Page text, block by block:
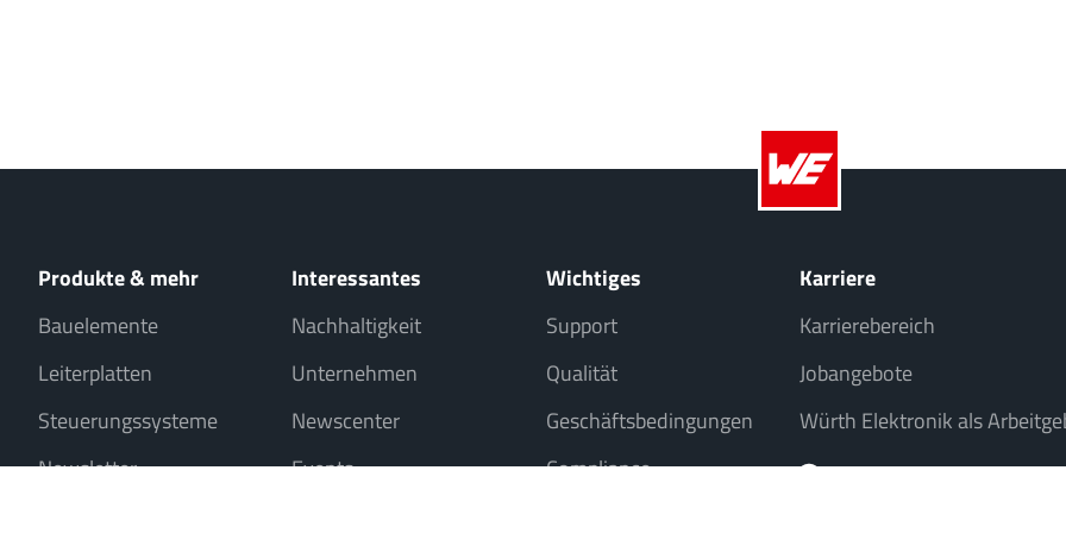
Produkte & mehr
Bauelemente
Leiterplatten
Steuerungssysteme
Newsletter
Interessantes
Nachhaltigkeit
Unternehmen
Newscenter
Events
Wichtiges
Support
Qualität
Geschäftsbedingungen
Compliance
Karriere
Karrierebereich
Jobangebote
Würth Elektronik als